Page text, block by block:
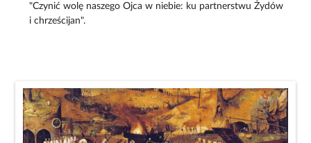
"Czynić wolę naszego Ojca w niebie: ku partnerstwu Żydów
i chrześcijan".